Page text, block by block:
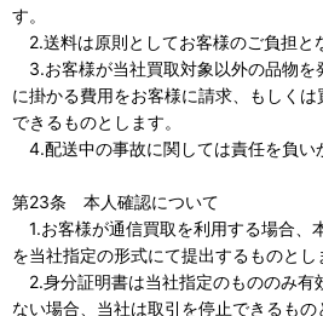
す。
2.送料は原則としてお客様のご負担と
3.お客様が当社買取対象以外の品物を
に掛かる費用をお客様に請求、もしく
できるものとします。
4.配送中の事故に関しては責任を負い
第23条 本人確認について
1.お客様が通信買取を利用する場合、
を当社指定の形式にて提出するものとし
2.身分証明書は当社指定のもののみ有
ない場合、当社は取引を停止できるも